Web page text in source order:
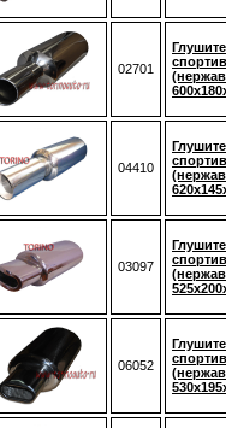
02701
04410
03097
06052